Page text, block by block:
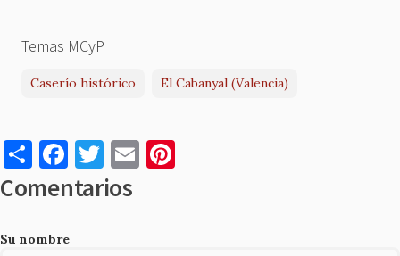
Temas MCyP
Caserío histórico El Cabanyal (Valencia)
S
h
ar
e
F
a
c
e
T
w
it
E
m
Comentarios
Su nombre